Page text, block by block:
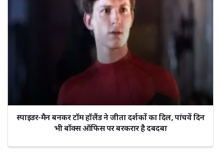
स्पाइडर-मैन बनकर टॉम हॉलैंड ने जीता दर्शकों का दिल, पांचवें दिन
भी बॉक्स ऑफिस पर बरकरार है दबदबा